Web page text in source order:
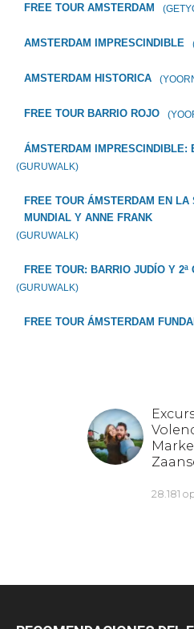
FREE TOUR AMSTERDAM
AMSTERDAM IMPRESCINDIBLE
AMSTERDAM HISTORICA
FREE TOUR BARRIO ROJO
ÁMSTERDAM IMPRESCINDIBLE:
(GURUWALK)
FREE TOUR ÁMSTERDAM EN LA
MUNDIAL Y ANNE FRANK
(GURUWALK)
FREE TOUR: BARRIO JUDÍO Y 2ª
(GURUWALK)
FREE TOUR ÁMSTERDAM